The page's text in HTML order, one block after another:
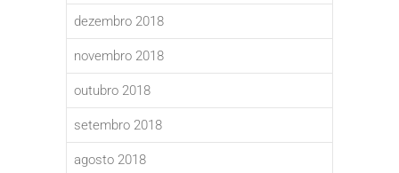
dezembro 2018
novembro 2018
outubro 2018
setembro 2018
agosto 2018